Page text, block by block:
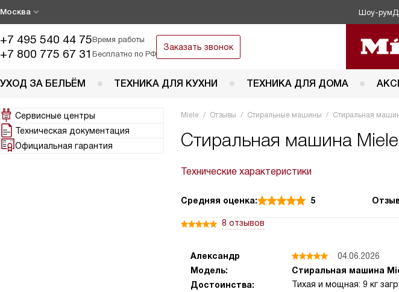
Москва Шоу-рум
+7 495 540 44 75Время работы
+7 800 775 67 31 Бесплатно по РФ
Заказать звонок
УХОД ЗА БЕЛЬЁМ ТЕХНИКА ДЛЯ КУХНИ ТЕХНИКА ДЛЯ ДОМА
Сервисные центры
Техническая документация
Официальная гарантия
Miele Отзывы Стиральные машины Стиральная
Стиральная машина
Технические характеристики
Средняя оценка: 5
8 отзывов
Александр
04.06.2026
Модель:
Стиральная машина
Достоинства:
Тихая и мощная: 9 кг